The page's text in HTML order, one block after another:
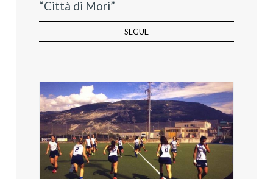
“Città di Mori”
SEGUE